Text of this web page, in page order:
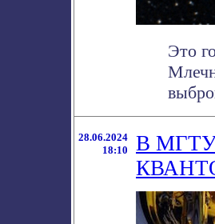
Это
28.06.2024
18:10
В